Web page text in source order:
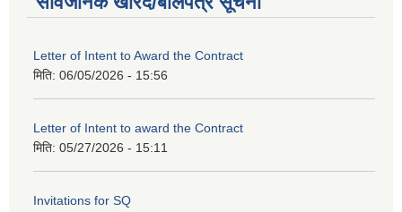
Letter of Intent to Award the Contract
मिति: 06/05/2026 - 15:56
Letter of Intent to award the Contract
मिति: 05/27/2026 - 15:11
Invitations for SQ